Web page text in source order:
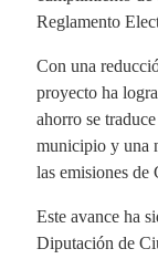
Reglamento
Con una
proyecto ha
ahorro se
municipio y una
las emisiones de
Este avance ha
Diputación de